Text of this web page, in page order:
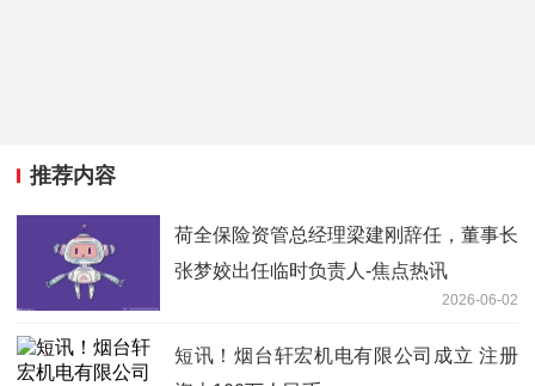
推荐内容
荷全保险资管总经理梁建刚辞任，董事长
张梦姣出任临时负责人-焦点热讯
2026-06-02
短讯！烟台轩宏机电有限公司成立 注册